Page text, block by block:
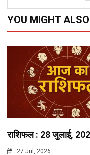
YOU MIGHT
राशिफल : 28 जुलाई,
27 Jul, 2026